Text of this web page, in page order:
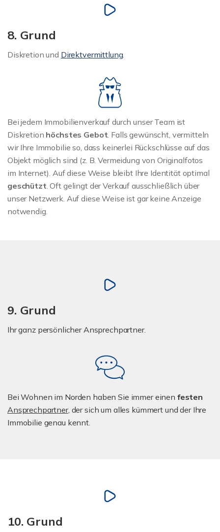
8. Grund
Diskretion und Direktvermittlung.
Bei jedem Immobilienverkauf durch unser Team ist
Diskretion höchstes Gebot. Falls gewünscht, vermitteln
wir Ihre Immobilie so, dass keinerlei Rückschlüsse auf das
Objekt möglich sind (z. B. Vermeidung von Originalfotos
im Internet). Auf diese Weise bleibt Ihre Identität optimal
geschützt. Oft gelingt der Verkauf ausschließlich über
unser Netzwerk. Auf diese Weise ist gar keine Anzeige
notwendig.
9. Grund
Ihr ganz persönlicher Ansprechpartner.
Bei Wohnen im Norden haben Sie immer einen festen
Ansprechpartner, der sich um alles kümmert und der Ihre
Immobilie genau kennt.
10. Grund